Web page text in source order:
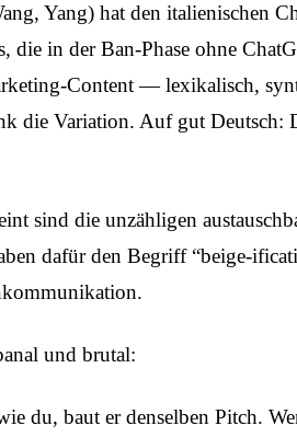
Yang) hat den italienischen
die in der Ban-Phase ohne
Content — lexikalisch,
die Variation. Auf gut Deutsch:
sind die unzähligen
dafür den Begriff “beige-
und brutal:
du, baut er denselben Pitch.